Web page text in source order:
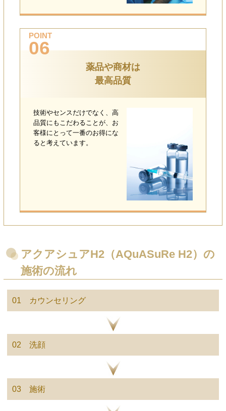
POINT
06
薬品や商材は
最高品質
技術やセンスだけでなく、高
品質にもこだわることが、お
客様にとって一番のお得にな
ると考えています。
アクアシュアH2（AQuASuRe H2）の
施術の流れ
01 カウンセリング
02 洗顔
03 施術